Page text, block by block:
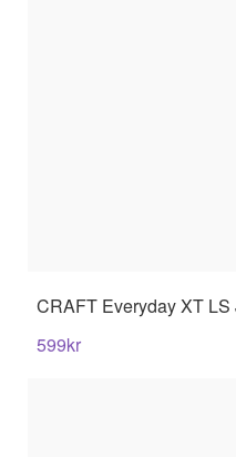
CRAFT Everyday XT
599kr